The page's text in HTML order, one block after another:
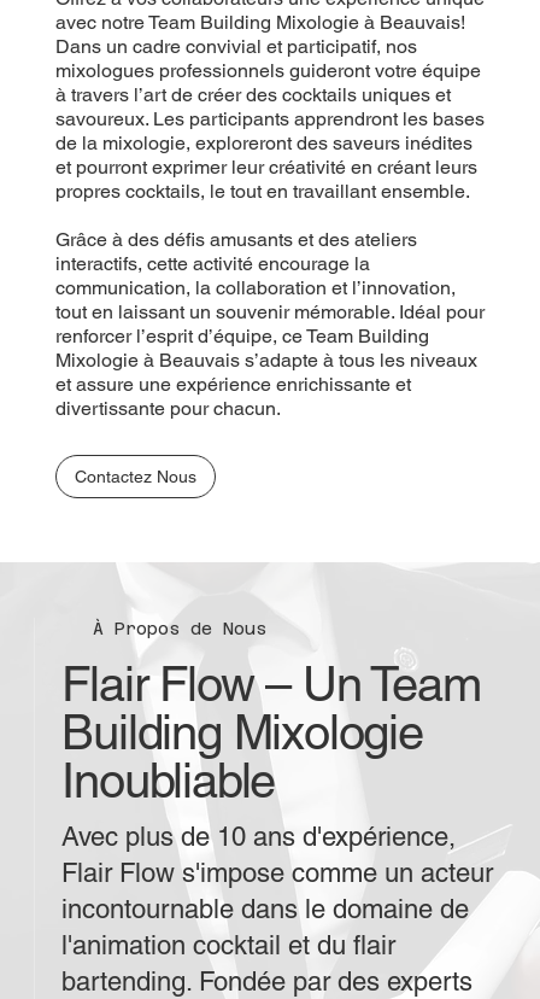
avec notre Team Building Mixologie à Beauvais!
Dans un cadre convivial et participatif, nos
mixologues professionnels guideront votre équipe
à travers l’art de créer des cocktails uniques et
savoureux. Les participants apprendront les bases
de la mixologie, exploreront des saveurs inédites
et pourront exprimer leur créativité en créant leurs
propres cocktails, le tout en travaillant ensemble.
Grâce à des défis amusants et des ateliers
interactifs, cette activité encourage la
communication, la collaboration et l’innovation,
tout en laissant un souvenir mémorable. Idéal pour
renforcer l’esprit d’équipe, ce Team Building
Mixologie à Beauvais s’adapte à tous les niveaux
et assure une expérience enrichissante et
divertissante pour chacun.
Contactez Nous
À Propos de Nous
Flair Flow – Un Team
Building Mixologie
Inoubliable
Avec plus de 10 ans d'expérience,
Flair Flow s'impose comme un acteur
incontournable dans le domaine de
l'animation cocktail et du flair
bartending. Fondée par des experts